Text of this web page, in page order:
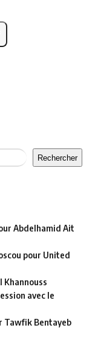
Rechercher
Abdelhamid Ait
pour United
Khannouss
avec le
Tawfik Bentayeb